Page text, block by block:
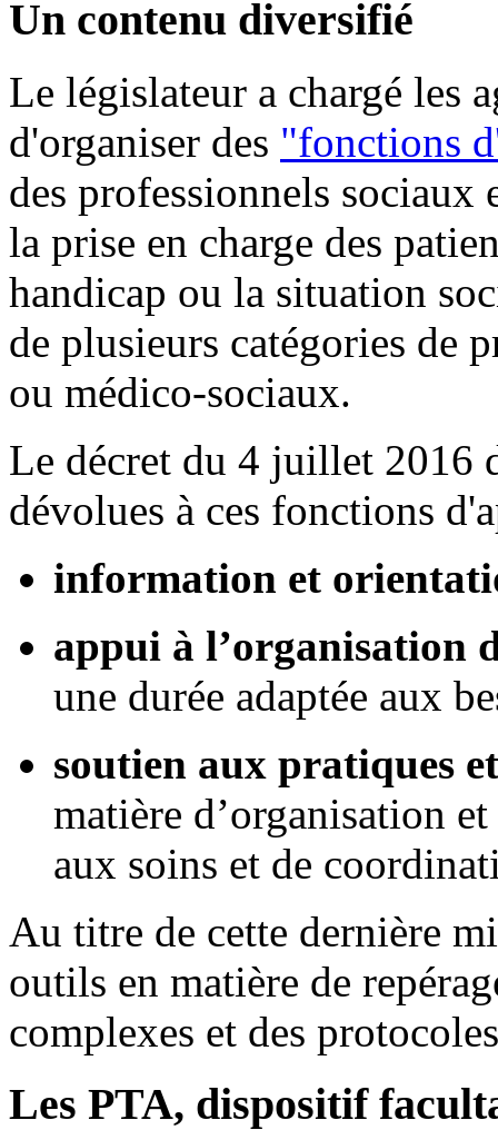
Un contenu diversifié
Le législateur a chargé les
d'organiser des "fonctions
des professionnels
la prise en charge des
handicap ou la situation
de plusieurs catégories de
ou médico-sociaux.
Le décret du 4 juillet
dévolues à ces fonctions
information et
appui à l’organisation
une durée adaptée aux
soutien aux pratiques
matière d’organisation
aux soins et de
Au titre de cette dernière
outils en matière de
complexes et des
Les PTA, dispositif